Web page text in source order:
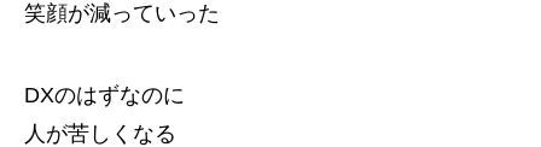
笑顔が減っていった
DXのはずなのに
人が苦しくなる